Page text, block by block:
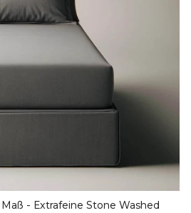
- Extrafeine Stone Washed